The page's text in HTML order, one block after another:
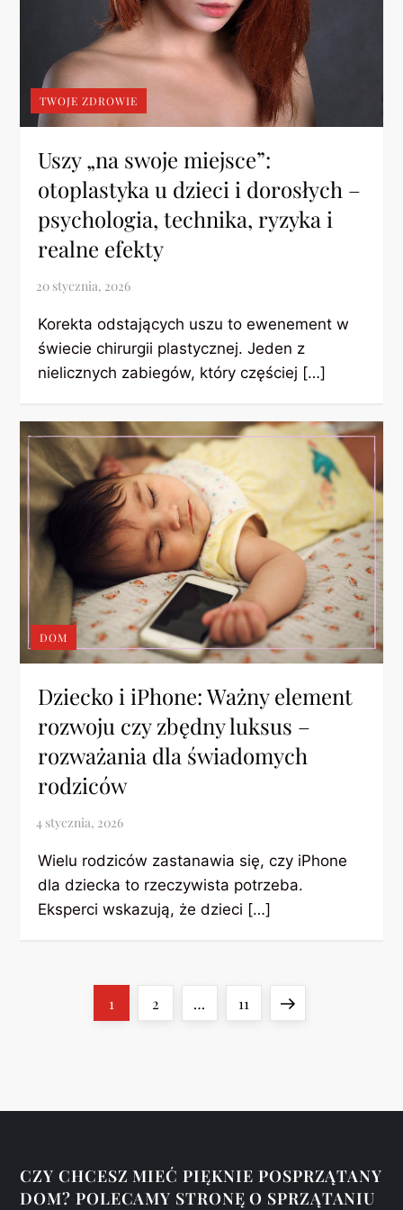
TWOJE ZDROWIE
Uszy „na swoje miejsce”:
otoplastyka u dzieci i dorosłych –
psychologia, technika, ryzyka i
realne efekty
Korekta odstających uszu to ewenement w
świecie chirurgii plastycznej. Jeden z
nielicznych zabiegów, który częściej […]
DOM
Dziecko i iPhone: Ważny element
rozwoju czy zbędny luksus –
rozważania dla świadomych
rodziców
Wielu rodziców zastanawia się, czy iPhone
dla dziecka to rzeczywista potrzeba.
Eksperci wskazują, że dzieci […]
n
Page
1 Page
2 … Page
11
Czytaj
CZY CHCESZ MIEĆ PIĘKNIE POSPRZĄTANY
DOM? POLECAMY STRONĘ O SPRZĄTANIU